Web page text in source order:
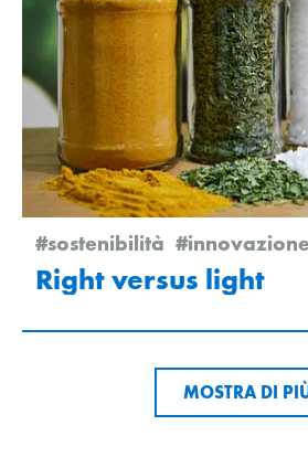
#sostenibilità #innovazione
Right versus light
MOSTRA DI